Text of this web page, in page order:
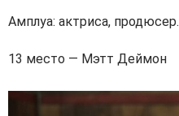
Амплуа: актриса, продюсер.
13 место — Мэтт Деймон